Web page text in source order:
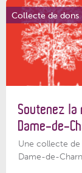
Collecte de dons
Soutenez
Dame-de-
Une collecte
Dame-de-